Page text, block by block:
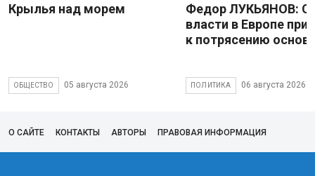
Крылья над морем
ОБЩЕСТВО 05 августа 2026
Федор ЛУКЬЯНОВ:
власти в Европе
к потрясению основ
ПОЛИТИКА 06 августа 2026
О САЙТЕ КОНТАКТЫ АВТОРЫ ПРАВОВАЯ ИНФОРМАЦИЯ